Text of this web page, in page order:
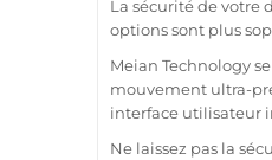
La sécuritéde votre
options sont plus
Meian Technology
mouvement ultra-
interface utilisateur
Ne laissez pas la